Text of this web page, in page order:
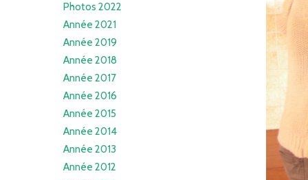
Photos 2022
Année 2021
Année 2019
Année 2018
Année 2017
Année 2016
Année 2015
Année 2014
Année 2013
Année 2012